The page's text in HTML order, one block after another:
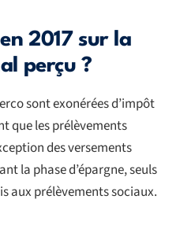
2017 sur la
perçu ?
sont exonérées d’impôt
que les prélèvements
des versements
la phase d’épargne, seuls
aux prélèvements sociaux.